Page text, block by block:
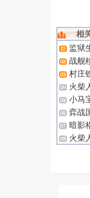
相
监狱
战舰
村庄
火柴
小马
卓版弈战
暗影
火柴